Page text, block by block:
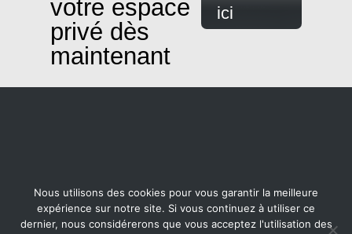
votre espace
privé dès
maintenant
ici
Nous utilisons des cookies pour vous garantir la meilleure
expérience sur notre site. Si vous continuez à utiliser ce
dernier, nous considérerons que vous acceptez l'utilisation des